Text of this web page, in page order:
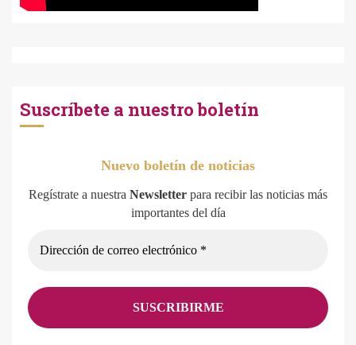
Suscríbete a nuestro boletín
Nuevo boletín de noticias
Regístrate a nuestra Newsletter para recibir las noticias más
importantes del día